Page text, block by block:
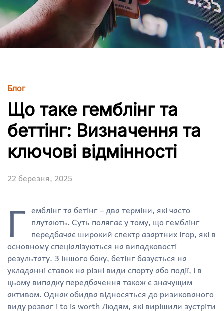
Блог
Що таке гемблінг та
беттінг: Визначення та
ключові відмінності
22 березня, 2025
Г емблінг та бетінг – два терміни, які часто
плутають. Суть полягає у тому, що гемблінг
передбачає широкий спектр азартних ігор, які в
основному спеціалізуються на випадковості
результату. З іншого боку, бетінг базується на
укладанні ставок на різні види спорту або події, і в
цьому випадку передбачення також є значущим
активом. Однак обидва відносяться до ризикованого
виду розваг і to is worth Людям, які вирішили зустріти